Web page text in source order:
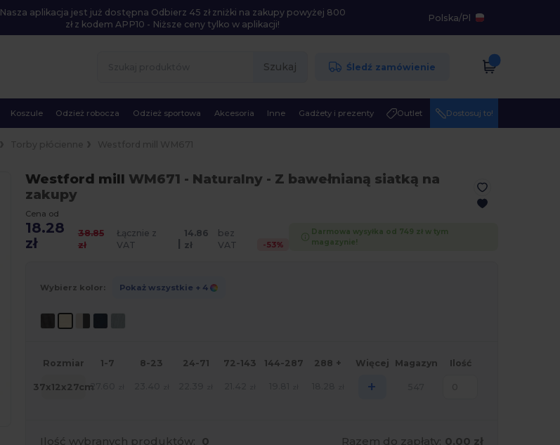
Nasza aplikacja jest już dostępna Odbierz 45 zł zniżki na zakupy powyżej 800
zł z kodem APP10 - Niższe ceny tylko w aplikacji!
Polska/Pl
Szukaj Śledź zamówienie
Koszule Odzież robocza Odzież sportowa Akcesoria Inne Gadżety i prezenty Outlet Dostosuj to!
Westford mill WM671 - Naturalny- Z bawełnianą siatką na
zakupy
Cena od
18.28
zł
38.85
zł
Łącznie z
VAT
|
14.86
zł
bez
VAT
-53%
Darmowa wysyłka od 749 zł w tym
magazynie!
Wybierz kolor: Pokaż wszystkie + 4
Rozmiar 1-7 8-23 24-71 72-143 144-287 288 + Więcej Magazyn Ilość
37x12x27cm27.60 +
Ilość wybranych produktów: 0 Razem do zapłaty: 0.00 zł